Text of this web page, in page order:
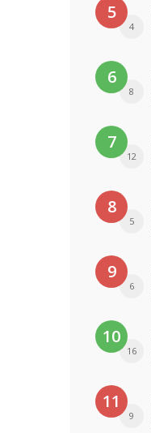
5
4
6
8
7
12
8
5
9
6
10
16
11
9